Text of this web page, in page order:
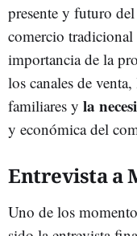
presente y futuro
comercio
importancia de la
los canales de
familiares y la
y económica del
Entrevista a
Uno de los